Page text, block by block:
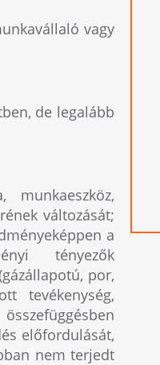
vagy
de legalább
változását;
a
tényezők
por,
tevékenység,
előfordulását,
nem terjedt